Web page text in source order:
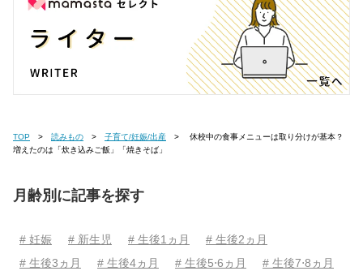
TOP 読みもの 子育て/妊娠/出産
増えたのは「炊き込みご飯」「焼きそば」
月齢別に記事を探す
# 妊娠 # 新生児 # 生後1ヵ月
# 生後2ヵ月
# 生後3ヵ月
# 生後4ヵ月 # 生後5⋅6ヵ月
# 生後7⋅8ヵ月